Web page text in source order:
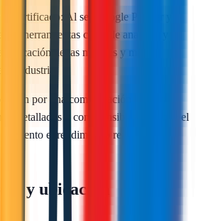
Certificado: Al ser Google Partner y
en herramientas clave de analítica y
de las mejores y más
industria.
por una comunicación honesta y
detallados y comprensibles para que el
el rendimiento real de su
y ubicación